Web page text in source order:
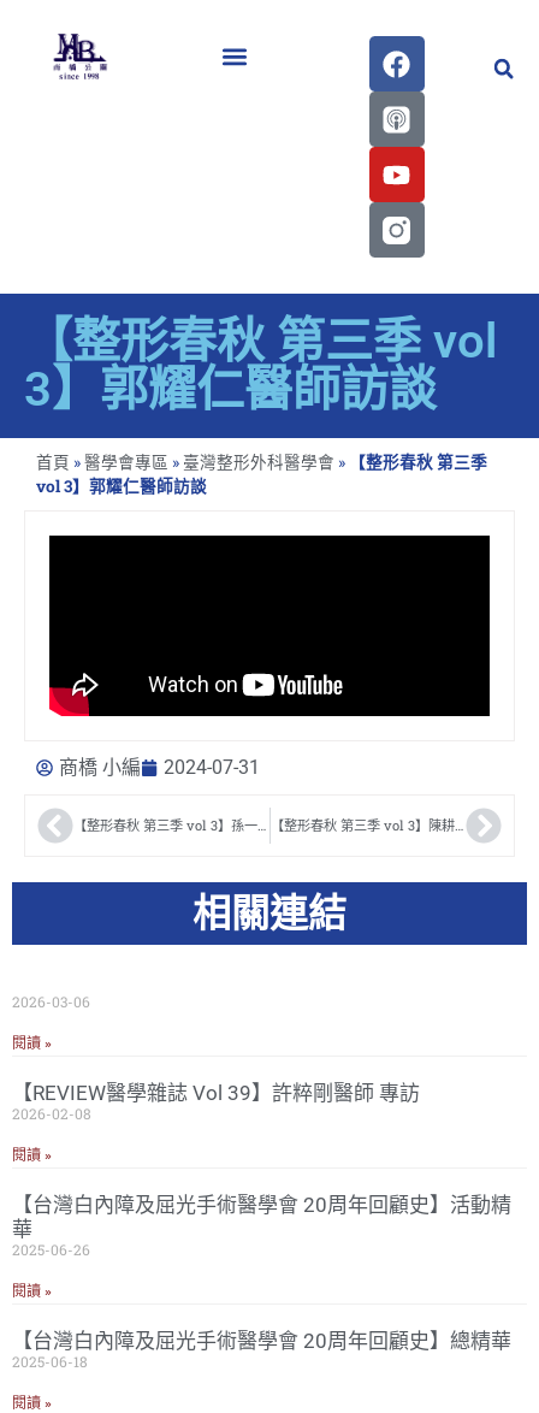
【整形春秋 第三季 vol
3】郭耀仁醫師訪談
首頁 »醫學會專區 » 臺灣整形外科醫學會 »
【整形春秋 第三季
vol 3】郭耀仁醫師訪談
商橋 小編 2024-07-31
【整形春秋 第三季 vol 3】孫一峯醫師訪談 【整形春秋 第三季 vol 3】陳耕醫師訪談
相關連結
2026-03-06
閱讀 »
【REVIEW醫學雜誌 Vol 39】許粹剛醫師 專訪
2026-02-08
閱讀 »
【台灣白內障及屈光手術醫學會 20周年回顧史】活動精
華
2025-06-26
閱讀 »
【台灣白內障及屈光手術醫學會 20周年回顧史】總精華
2025-06-18
閱讀 »